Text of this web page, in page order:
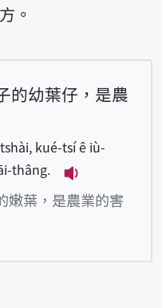
。
的幼葉仔，是農
kué-tsí ê iù-
thâng.
播放例句
嫩葉，是農業的害